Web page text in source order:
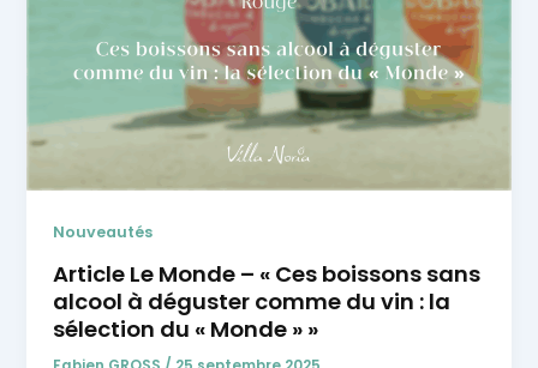
Nouveautés
Article Le Monde – « Ces boissons sans
alcool à déguster comme du vin : la
sélection du « Monde » »​